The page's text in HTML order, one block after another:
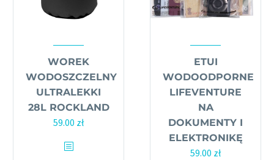
WOREK
WODOSZCZELNY
ULTRALEKKI
28L ROCKLAND
59.00 zł
ETUI
WODOODPORNE
LIFEVENTURE
NA
DOKUMENTY I
ELEKTRONIKĘ
59.00 zł